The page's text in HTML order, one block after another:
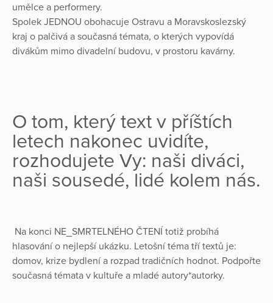
umělce a performery.
Spolek JEDNOU obohacuje Ostravu a Moravskoslezský
kraj o palčivá a současná témata, o kterých vypovídá
divákům mimo divadelní budovu, v prostoru kavárny.
O tom, který text v příštích
letech nakonec uvidíte,
rozhodujete Vy: naši diváci,
naši sousedé, lidé kolem nás.
Na konci NE_SMRTELNÉHO ČTENÍ totiž probíhá
hlasování o nejlepší ukázku. Letošní téma tří textů je:
domov, krize bydlení a rozpad tradičních hodnot. Podpořte
současná témata v kultuře a mladé autory*autorky.